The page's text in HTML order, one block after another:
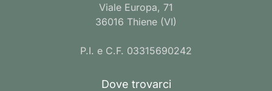
Viale Europa, 71
36016 Thiene (VI)
P.I. e C.F. 03315690242
Dove trovarci